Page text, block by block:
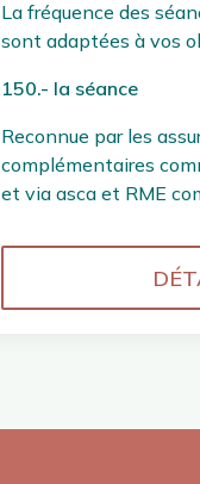
La fréquence des
sont adaptées à vos
150.- la séance
Reconnue par les
complémentaires
et via asca et RME